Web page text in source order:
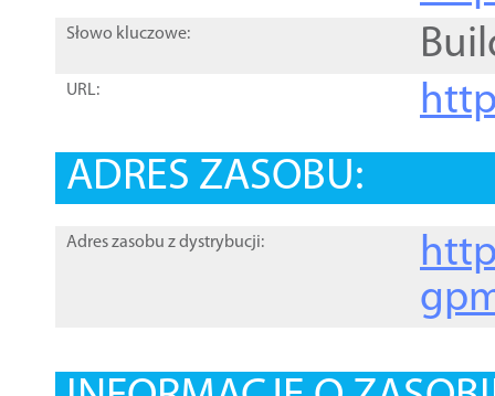
Słowo kluczowe:
URL:
ADRES ZASOBU:
Adres zasobu z dystrybucji: